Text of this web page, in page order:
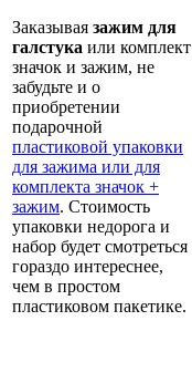
Заказывая зажим для
галстука или комплект
значок и зажим, не
забудьте и о
приобретении
подарочной
пластиковой упаковки
для зажима или для
комплекта значок +
зажим. Стоимость
упаковки недорога и
набор будет смотреться
гораздо интереснее,
чем в простом
пластиковом пакетике.